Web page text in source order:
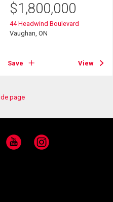
$1,800,000
44 Headwind Boulevard
Vaughan, ON
Save View
page
YouTube Instagram